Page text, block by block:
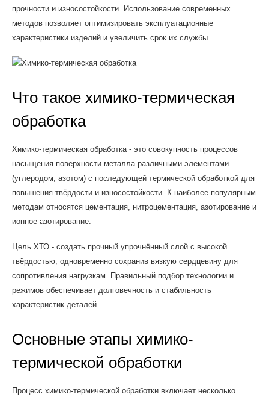
прочности и износостойкости. Использование современных
методов позволяет оптимизировать эксплуатационные
характеристики изделий и увеличить срок их службы.
Что такое химико-термическая
обработка
Химико-термическая обработка - это совокупность процессов
насыщения поверхности металла различными элементами
(углеродом, азотом) с последующей термической обработкой для
повышения твёрдости и износостойкости. К наиболее популярным
методам относятся цементация, нитроцементация, азотирование и
ионное азотирование.
Цель ХТО - создать прочный упрочнённый слой с высокой
твёрдостью, одновременно сохранив вязкую сердцевину для
сопротивления нагрузкам. Правильный подбор технологии и
режимов обеспечивает долговечность и стабильность
характеристик деталей.
Основные этапы химико-
термической обработки
Процесс химико-термической обработки включает несколько